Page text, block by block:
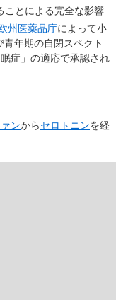
ことによる完全な影響
州医薬品庁によって小
年期の自閉スペクト
症」の適応で承認され
ンからセロトニンを経